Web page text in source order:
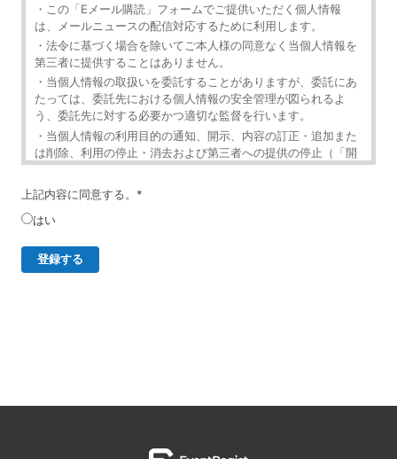
・この「Eメール購読」フォームでご提供いただく個人情報
は、メールニュースの配信対応するために利用します。
・法令に基づく場合を除いてご本人様の同意なく当個人情報を
第三者に提供することはありません。
・当個人情報の取扱いを委託することがありますが、委託にあ
たっては、委託先における個人情報の安全管理が図られるよ
う、委託先に対する必要かつ適切な監督を行います。
・当個人情報の利用目的の通知、開示、内容の訂正・追加また
は削除、利用の停止・消去および第三者への提供の停止（「開
示等」といいます。）を受け付けております。
・開示等の求めは、以下の「個人情報苦情及び相談窓口」で受
・ご入力頂く情報の提供は任意となっております。ただし、正
信に対応できないことがあります。
上記内容に同意する。 *
はい